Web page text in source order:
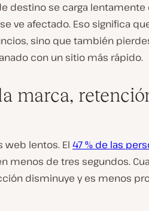
destino se carga
ve afectado. Eso significa
sino que también
con un sitio más rápido.
marca,
web lentos. El 47 % de las
menos de tres segundos.
disminuye y es menos